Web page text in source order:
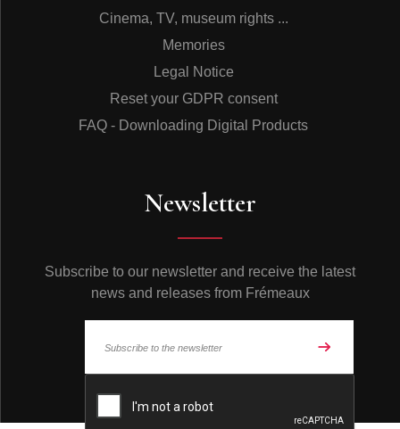
Cinema, TV, museum rights ...
Memories
Legal Notice
Reset your GDPR consent
FAQ - Downloading Digital Products
Newsletter
Subscribe to our newsletter and receive the latest
news and releases from Frémeaux